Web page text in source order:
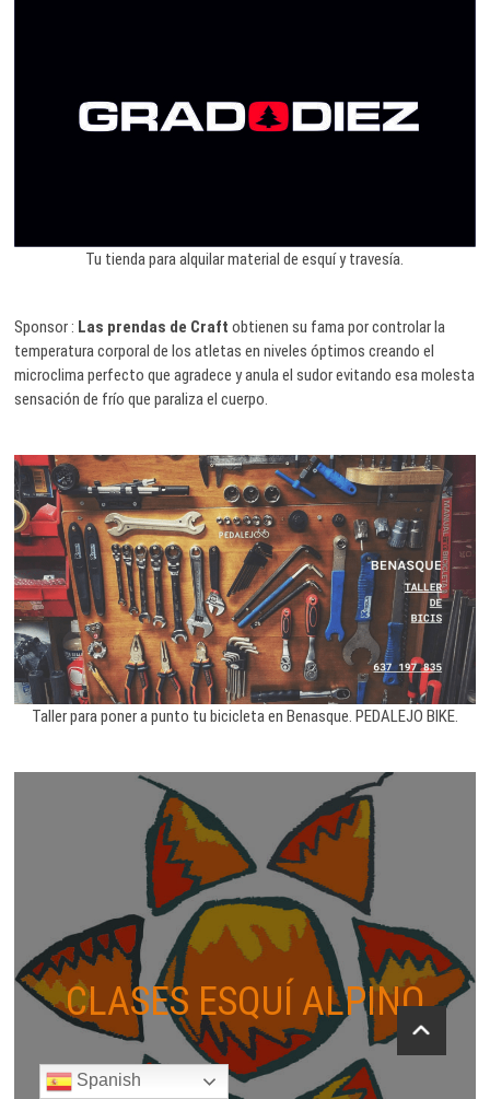
Tu tienda para alquilar material de esquí y travesía.
Sponsor : Las prendas de Craft obtienen su fama por controlar la
temperatura corporal de los atletas en niveles óptimos creando el
microclima perfecto que agradece y anula el sudor evitando esa molesta
sensación de frío que paraliza el cuerpo.
Taller para poner a punto tu bicicleta en Benasque. PEDALEJO BIKE.
CLASES ESQUÍ ALPINO
Spanish